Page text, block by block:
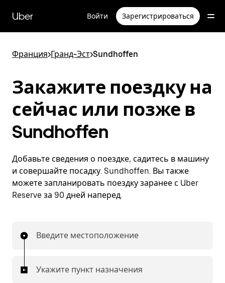
перейти
к
Uber Войти Зарегистрироваться
Франция>Гранд-Эст>Sundhoffen
Закажите поездку на
сейчас или позже в
Sundhoffen
Добавьте сведения о поездке, садитесь в машину
и совершайте посадку. Sundhoffen. Вы также
можете запланировать поездку заранее с Uber
Reserve за 90 дней наперед.
Введите местоположение
Укажите пункт назначения